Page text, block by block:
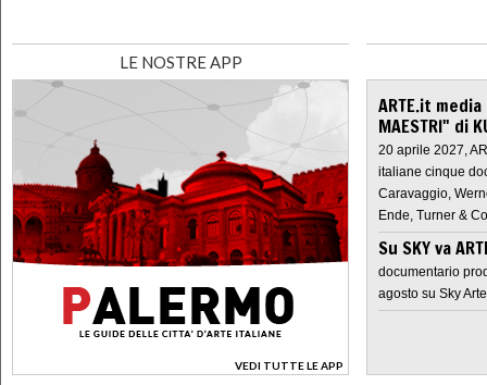
LE NOSTRE APP
VEDI TUTTE LE APP
>
ARTE.it
MAESTRI" di
20 aprile 2027,
italiane cinque
Caravaggio,
Ende, Turner &
Su SKY va
documentario
agosto su Sky Arte